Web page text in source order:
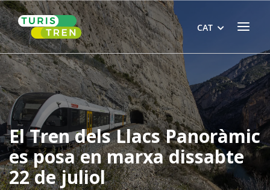
Skip
to
content
Home Menu
CAT
El Tren dels Llacs Panoràmic
es posa en marxa dissabte
22 de juliol